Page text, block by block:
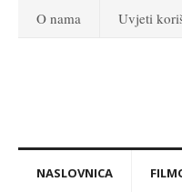
O nama Uvjeti
NASLOVNICA